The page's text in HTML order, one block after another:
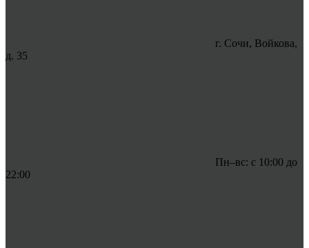
г. Сочи, Войкова,
д. 35
Пн–вс: с 10:00 до
22:00